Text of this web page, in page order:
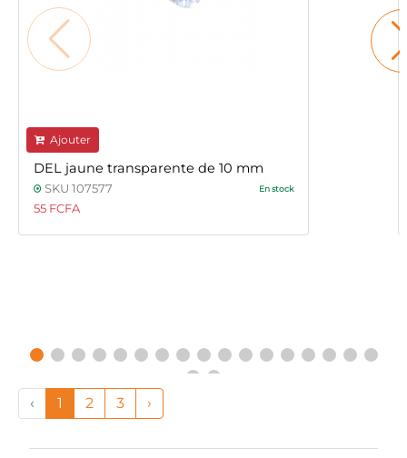
Ajouter
DEL jaune transparente de 10 mm
SKU 107577 En stock
55 FCFA
‹ 1 2 3 ›